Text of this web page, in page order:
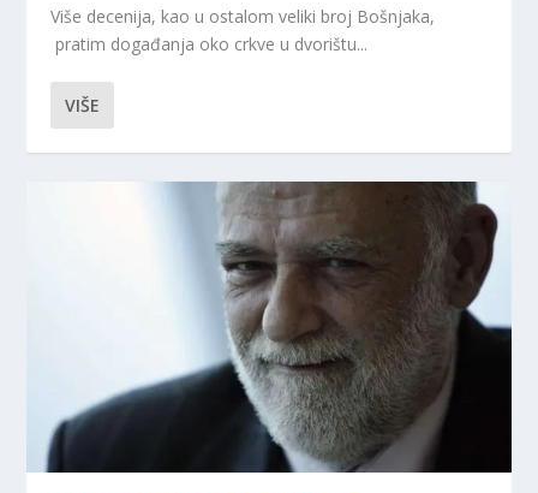
Više decenija, kao u ostalom veliki broj Bošnjaka,
pratim događanja oko crkve u dvorištu...
VIŠE